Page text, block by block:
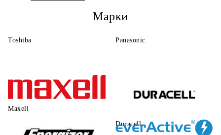
Марки
Toshiba Panasonic
Maxell
Duracell